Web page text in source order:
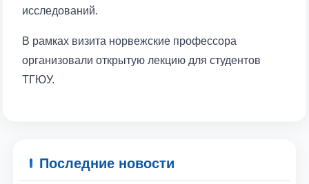
исследований.
В рамках визита норвежские профессора
организовали открытую лекцию для студентов
ТГЮУ.
Последние новости